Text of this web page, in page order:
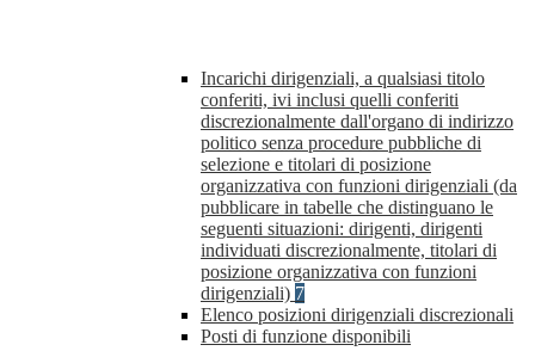
Incarichi dirigenziali, a qualsiasi titolo
conferiti, ivi inclusi quelli conferiti
discrezionalmente dall'organo di indirizzo
politico senza procedure pubbliche di
selezione e titolari di posizione
organizzativa con funzioni dirigenziali (da
pubblicare in tabelle che distinguano le
seguenti situazioni: dirigenti, dirigenti
individuati discrezionalmente, titolari di
posizione organizzativa con funzioni
dirigenziali) 7
Elenco posizioni dirigenziali discrezionali
Posti di funzione disponibili